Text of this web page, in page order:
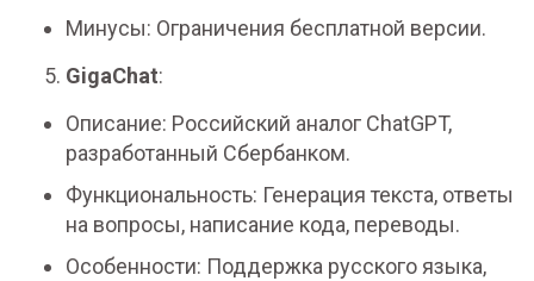
Минусы: Ограничения бесплатной версии.
GigaChat:
Описание: Российский аналог ChatGPT,
разработанный Сбербанком.
Функциональность: Генерация текста, ответы
на вопросы, написание кода, переводы.
Особенности: Поддержка русского языка,